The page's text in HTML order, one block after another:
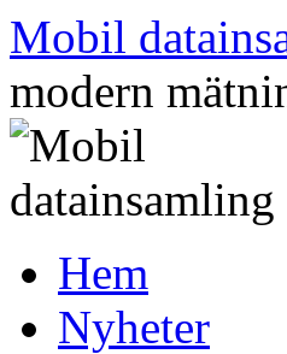
Mobil
modern
Hoppa
till
innehållHem
Nyheter